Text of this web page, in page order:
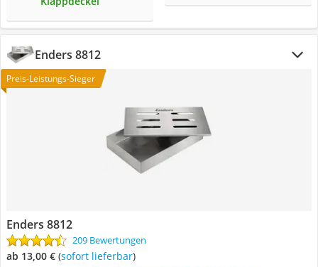
Enders 8812
Preis-Leistungs-Sieger
Enders 8812
209 Bewertungen
ab 13,00 € ( Sofort lieferbar)